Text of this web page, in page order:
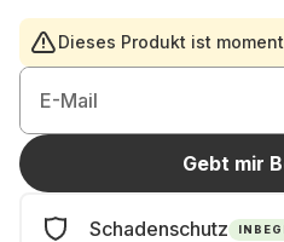
Dieses Produkt ist
E-Mail
Gebt mir
Schadenschutz